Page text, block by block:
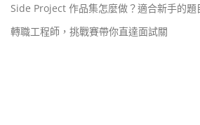
Side Project 作品集怎麼做？適合新手的題
轉職工程師，挑戰賽帶你直達面試關